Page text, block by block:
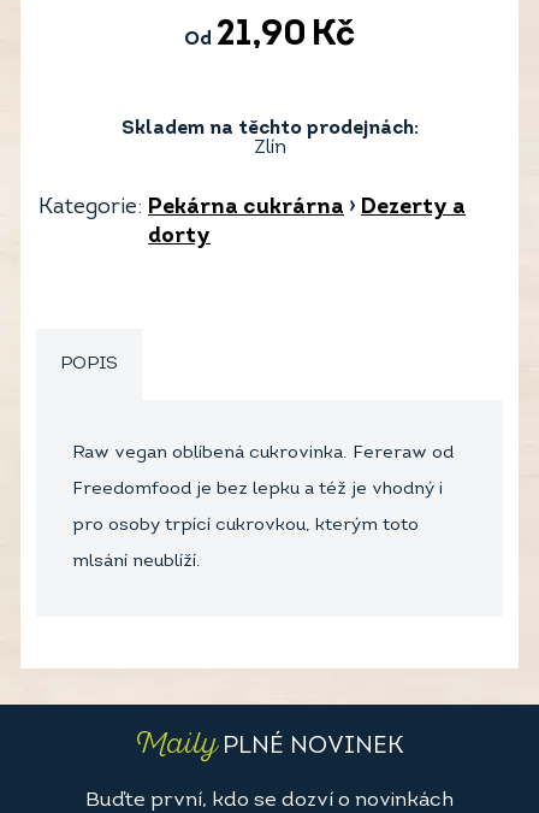
Od 21,90 Kč
Skladem na těchto prodejnách:
Zlín
Kategorie: Pekárna cukrárna › Dezerty a
dorty
POPIS
Raw vegan oblíbená cukrovinka. Fereraw od
Freedomfood je bez lepku a též je vhodný i
pro osoby trpící cukrovkou, kterým toto
mlsání neublíží.
MailyPLNÉ NOVINEK
Buďte první, kdo se dozví o novinkách